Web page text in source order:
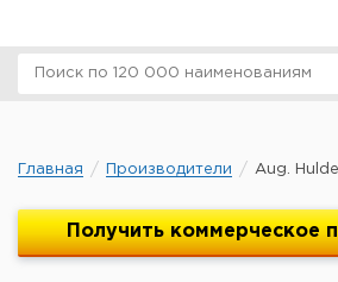
Главная Производители Aug.
Получить коммерческое